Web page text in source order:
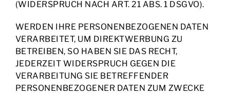
(WIDERSPRUCH NACH ART. 21 ABS. 1 DSGVO).
WERDEN IHRE PERSONENBEZOGENEN DATEN
VERARBEITET, UM DIREKTWERBUNG ZU
BETREIBEN, SO HABEN SIE DAS RECHT,
JEDERZEIT WIDERSPRUCH GEGEN DIE
VERARBEITUNG SIE BETREFFENDER
PERSONENBEZOGENER DATEN ZUM ZWECKE